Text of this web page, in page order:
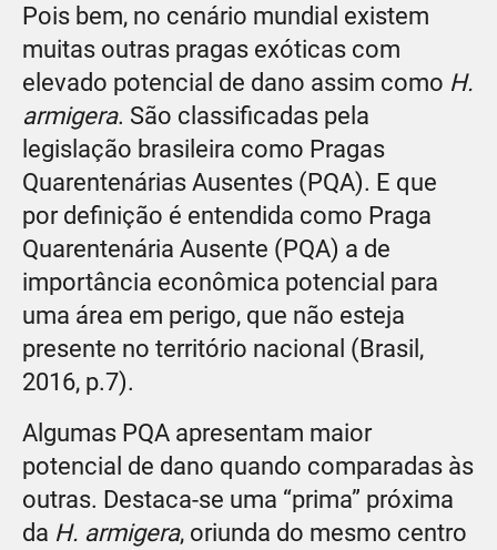
Pois bem, no cenário mundial existem
muitas outras pragas exóticas com
elevado potencial de dano assim como H.
armigera. São classificadas pela
legislação brasileira como Pragas
Quarentenárias Ausentes (PQA). E que
por definição é entendida como Praga
Quarentenária Ausente (PQA) a de
importância econômica potencial para
uma área em perigo, que não esteja
presente no território nacional (Brasil,
2016, p.7).
Algumas PQA apresentam maior
potencial de dano quando comparadas às
outras. Destaca-se uma “prima” próxima
da H. armigera, oriunda do mesmo centro